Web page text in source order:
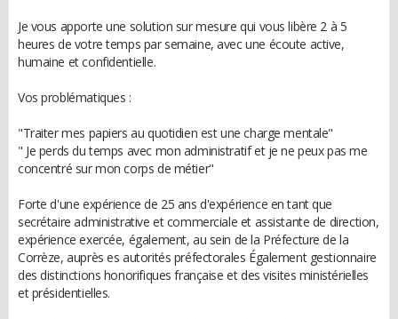
Je vous apporte une solution sur mesure qui vous libère 2 à 5
heures de votre temps par semaine, avec une écoute active,
humaine et confidentielle.
Vos problématiques :
"Traiter mes papiers au quotidien est une charge mentale"
" Je perds du temps avec mon administratif et je ne peux pas me
concentré sur mon corps de métier"
Forte d'une expérience de 25 ans d'expérience en tant que
secrétaire administrative et commerciale et assistante de direction,
expérience exercée, également, au sein de la Préfecture de la
Corrèze, auprès es autorités préfectorales Également gestionnaire
des distinctions honorifiques française et des visites ministérielles
et présidentielles.